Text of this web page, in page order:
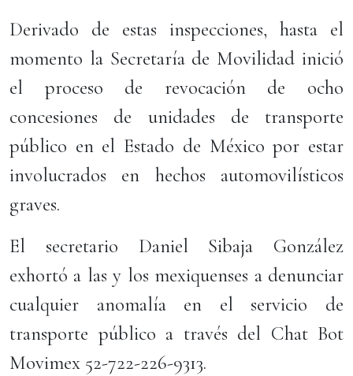
Derivado de estas inspecciones, hasta el
momento la Secretaría de Movilidad inició
el proceso de revocación de ocho
concesiones de unidades de transporte
público en el Estado de México por estar
involucrados en hechos automovilísticos
graves.
El secretario Daniel Sibaja González
exhortó a las y los mexiquenses a denunciar
cualquier anomalía en el servicio de
transporte público a través del Chat Bot
Movimex 52-722-226-9313.